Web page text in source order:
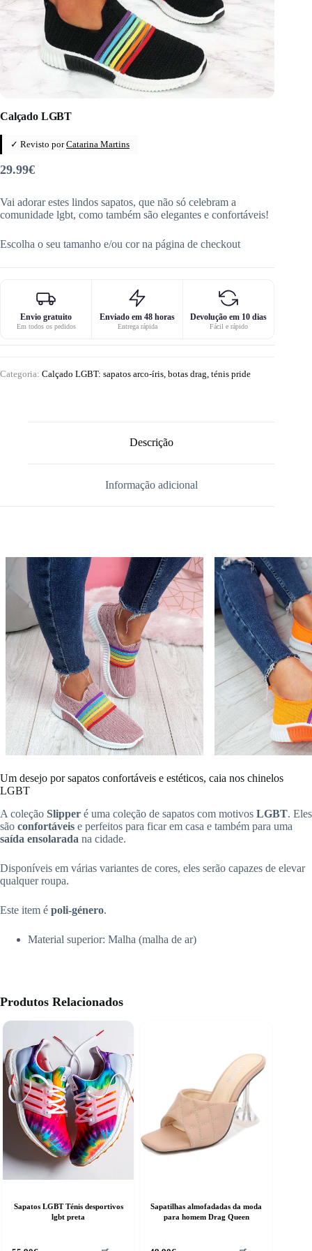
Calçado LGBT
✓ Revisto porCatarina Martins
29.99€
Vai adorar estes lindos sapatos, que não só celebram a
comunidade lgbt, como também são elegantes e confortáveis!
Escolha o seu tamanho e/ou cor na página de checkout
Envio gratuito
Em todos os pedidos
Enviado em 48 horas
Entrega rápida
Devolução em 10 dias
Fácil e rápido
Categoria: Calçado LGBT: sapatos arco-íris, botas drag, ténis pride
Descrição
Informação adicional
Um desejo por sapatos confortáveis e estéticos, caia nos chinelos
LGBT
A coleção Slipper é uma coleção de sapatos com motivos LGBT. Eles
são confortáveis e perfeitos para ficar em casa e também para uma
saída ensolarada na cidade.
Disponíveis em várias variantes de cores, eles serão capazes de elevar
qualquer roupa.
Este item é poli-género.
Material superior: Malha (malha de ar)
Produtos Relacionados
Sapatos LGBT Ténis desportivos
lgbt preta
Sapatilhas almofadadas da moda
para homem Drag Queen